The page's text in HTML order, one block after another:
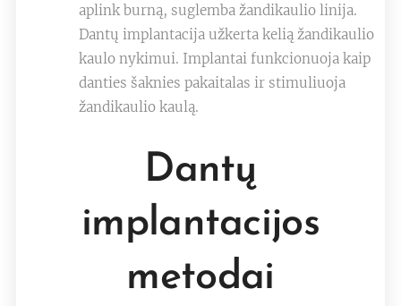
aplink burną, suglemba žandikaulio linija.
Dantų implantacija užkerta kelią žandikaulio
kaulo nykimui. Implantai funkcionuoja kaip
danties šaknies pakaitalas ir stimuliuoja
žandikaulio kaulą.
Dantų
implantacijos
metodai